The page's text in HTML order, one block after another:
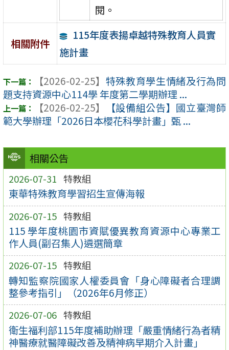
相關公告
2026-07-31 特教組
東華特殊教育學習招生宣傳海報
2026-07-15 特教組
115 學年度桃園市資賦優異教育資源中心專業工
作人員(副召集人)遴選簡章
2026-07-15 特教組
轉知監察院國家人權委員會「身心障礙者合理調
整參考指引」（2026年6月修正）
2026-07-06 特教組
衛生福利部115年度補助辦理「嚴重情緒行為者精
神醫療就醫障礙改善及精神病早期介入計畫」
閱。
相關附件
115年度表揚卓越特殊教育人員實
施計畫
【2026-02-25】 特殊教育學生情緒及行為問
題支持資源中心114學 年度第二學期辦理 ...
【2026-02-25】
【設備組公告】國立臺灣師
範大學辦理「2026日本櫻花科學計畫」甄 ...